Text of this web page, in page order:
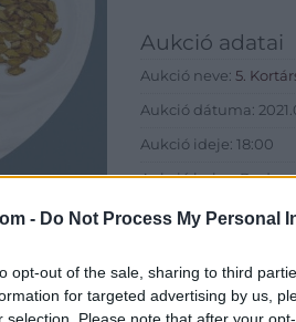
- Do Not Process My Personal
opt-out of the sale, sharing to third
for targeted advertising by us,
selection. Please note that after your
Aukció adatai
Aukció neve: 5.
Aukció dátuma:
Aukció ideje: 18:00
Aukció helye:
Tételszám: 72
Eladó adatai